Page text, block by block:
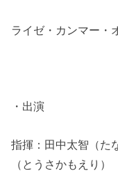
ライゼ・カンマー・
・出演
指揮：田中太智（た
（とうさかもえり）